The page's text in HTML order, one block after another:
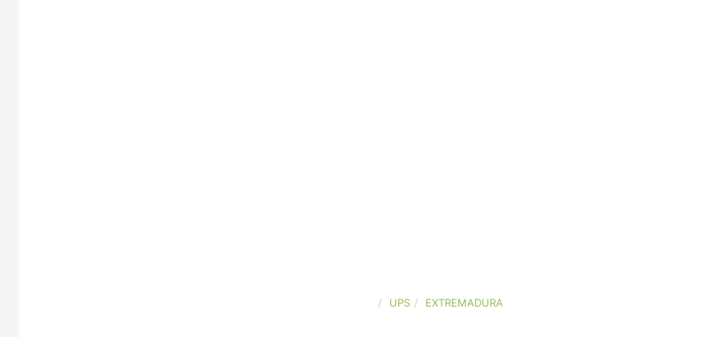
UPS EXTREMADURA